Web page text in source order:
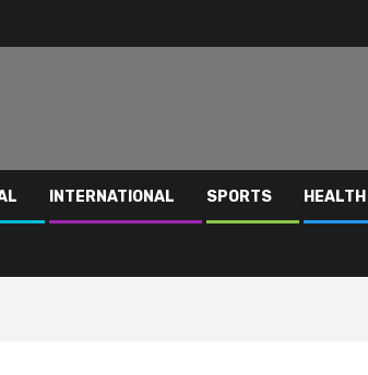
INTERNATIONAL SPORTS HEALTH